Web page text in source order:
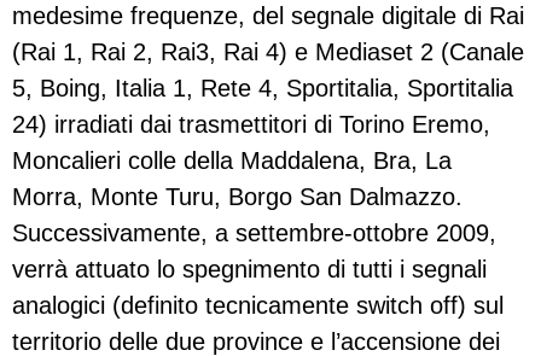
medesime frequenze, del segnale digitale di Rai
(Rai 1, Rai 2, Rai3, Rai 4) e Mediaset 2 (Canale
5, Boing, Italia 1, Rete 4, Sportitalia, Sportitalia
24) irradiati dai trasmettitori di Torino Eremo,
Moncalieri colle della Maddalena, Bra, La
Morra, Monte Turu, Borgo San Dalmazzo.
Successivamente, a settembre-ottobre 2009,
verrà attuato lo spegnimento di tutti i segnali
analogici (definito tecnicamente switch off) sul
territorio delle due province e l’accensione dei